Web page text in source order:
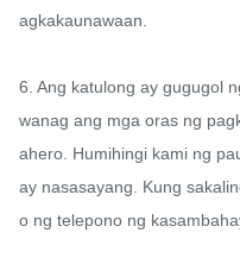
agkakaunawaan.
6. Ang katulong ay gugugol
wanag ang mga oras ng
ahero. Humihingi kami ng
ay nasasayang. Kung
o ng telepono ng